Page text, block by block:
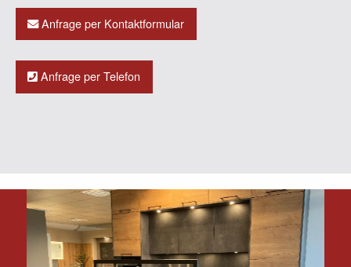
Anfrage per Kontaktformular
Anfrage per Telefon